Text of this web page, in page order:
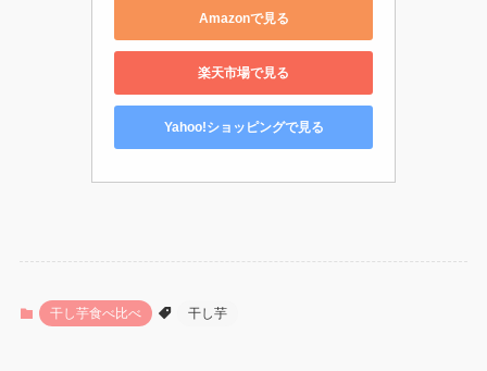
Amazonで見る
楽天市場で見る
Yahoo!ショッピングで見る
干し芋食べ比べ 干し芋